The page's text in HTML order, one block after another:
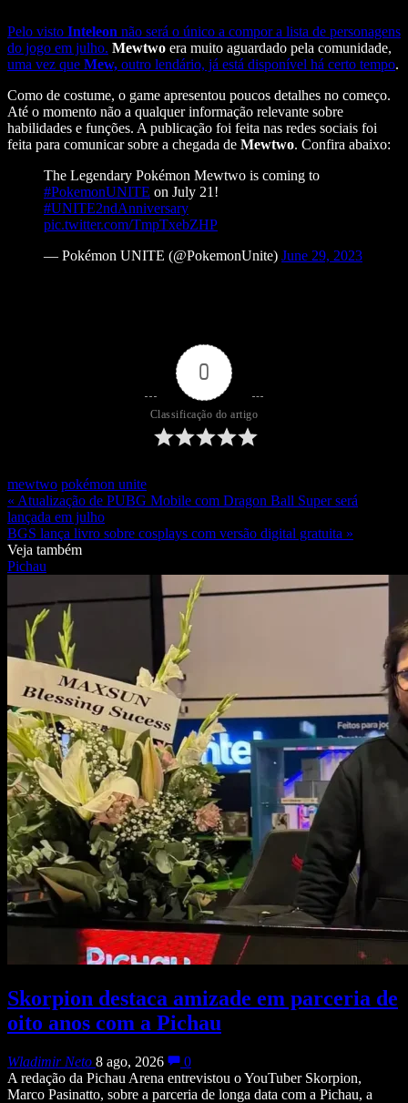
Pelo visto Inteleon não será o único a compor a lista de personagens
do jogo em julho. Mewtwo era muito aguardado pela comunidade,
uma vez que Mew, outro lendário, já está disponível há certo tempo.
Como de costume, o game apresentou poucos detalhes no começo.
Até o momento não a qualquer informação relevante sobre
habilidades e funções. A publicação foi feita nas redes sociais foi
feita para comunicar sobre a chegada de Mewtwo. Confira abaixo:
The Legendary Pokémon Mewtwo is coming to
#PokemonUNITE on July 21!
#UNITE2ndAnniversary
pic.twitter.com/TmpTxebZHP
— Pokémon UNITE (@PokemonUnite) June 29, 2023
0
Classificação do artigo
mewtwo pokémon unite
« Atualização de PUBG Mobile com Dragon Ball Super será
lançada em julho
BGS lança livro sobre cosplays com versão digital gratuita »
Veja também
Pichau
Skorpion destaca amizade em parceria de
oito anos com a Pichau
Wladimir Neto 8 ago, 2026
0
A redação da Pichau Arena entrevistou o YouTuber Skorpion,
Marco Pasinatto, sobre a parceria de longa data com a Pichau, a